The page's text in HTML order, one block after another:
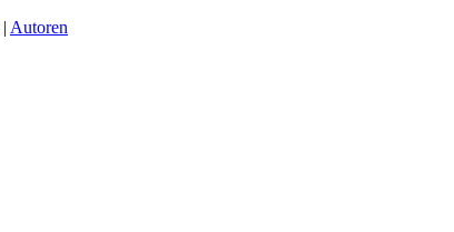
| Autoren